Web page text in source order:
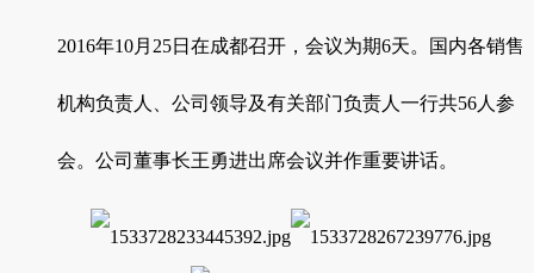
2016年10月25日在成都召开，会议为期6天。国内各销售
机构负责人、公司领导及有关部门负责人一行共56人参
会。公司董事长王勇进出席会议并作重要讲话。